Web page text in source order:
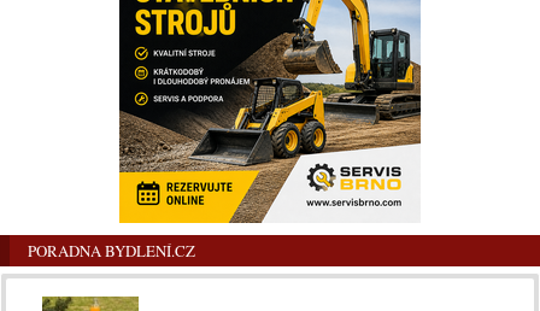
PORADNA BYDLENÍ.CZ